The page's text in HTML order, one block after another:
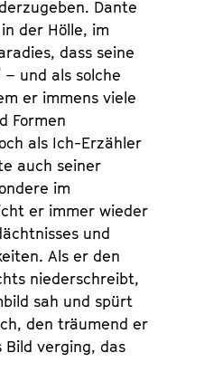
Dante
der Hölle, im
dass seine
– und als solche
er immens viele
Formen
als Ich-Erzähler
auch seiner
im
er immer wieder
und
Als er den
niederschreibt,
sah und spürt
den träumend er
verging, das